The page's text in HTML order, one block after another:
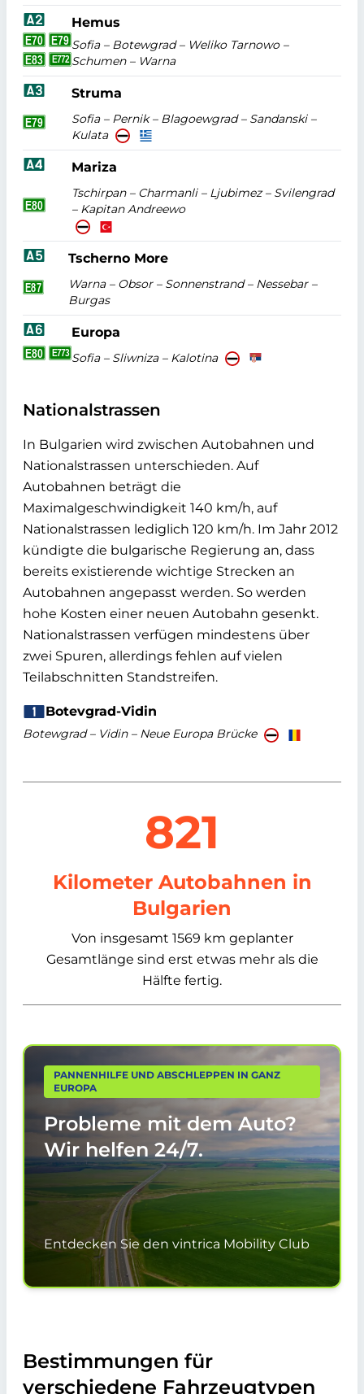
Hemus
Sofia – Botewgrad – Weliko Tarnowo –
Schumen – Warna
Struma
Sofia – Pernik – Blagoewgrad – Sandanski –
Kulata
Mariza
Tschirpan – Charmanli – Ljubimez – Svilengrad
– Kapitan Andreewo
Tscherno More
Warna – Obsor – Sonnenstrand – Nessebar –
Burgas
Europa
Sofia – Sliwniza – Kalotina
Nationalstrassen
In Bulgarien wird zwischen Autobahnen und
Nationalstrassen unterschieden. Auf
Autobahnen beträgt die
Maximalgeschwindigkeit 140 km/h, auf
Nationalstrassen lediglich 120 km/h. Im Jahr 2012
kündigte die bulgarische Regierung an, dass
bereits existierende wichtige Strecken an
Autobahnen angepasst werden. So werden
hohe Kosten einer neuen Autobahn gesenkt.
Nationalstrassen verfügen mindestens über
zwei Spuren, allerdings fehlen auf vielen
Teilabschnitten Standstreifen.
Botevgrad-Vidin
Botewgrad – Vidin – Neue Europa Brücke
821
Kilometer Autobahnen in
Bulgarien
Von insgesamt 1569 km geplanter
Gesamtlänge sind erst etwas mehr als die
Hälfte fertig.
PANNENHILFE UND ABSCHLEPPEN IN GANZ
EUROPA
Probleme mit dem Auto?
Wir helfen 24/7.
Entdecken Sie den vintrica Mobility Club
Bestimmungen für
verschiedene Fahrzeugtypen